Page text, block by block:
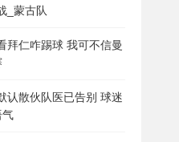
_蒙古队
拜仁咋踢球 我可不信曼
认散伙队医已告别 球迷
气